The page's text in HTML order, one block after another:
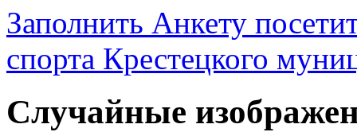
Заполнить Анкету
спорта Крестецкого
Случайные